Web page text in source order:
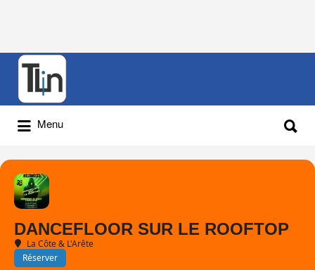
Rechercher
Menu
DANCEFLOOR SUR LE ROOFTOP
La Côte & L'Arête
Réserver